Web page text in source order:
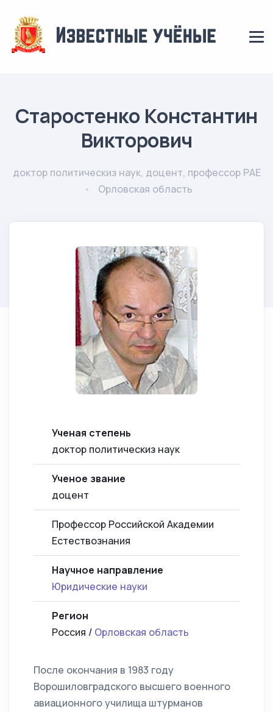
Старостенко Константин
Викторович
доктор политическиз наук, доцент, профессор РАЕ
Орловская область
Ученая степень
доктор политическиз наук
Ученое звание
доцент
Профессор Российской Академии
Естествознания
Научное направление
Юридические науки
Регион
Россия / Орловская область
После окончания в 1983 году
Ворошиловградского высшего военного
авиационного училища штурманов